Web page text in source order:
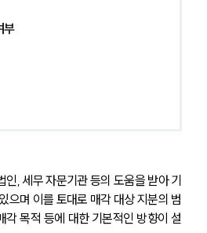
부
, 세무 자문기관 등의 도움을 받아 기
으며 이를 토대로 매각 대상 지분의 범
각 목적 등에 대한 기본적인 방향이 설